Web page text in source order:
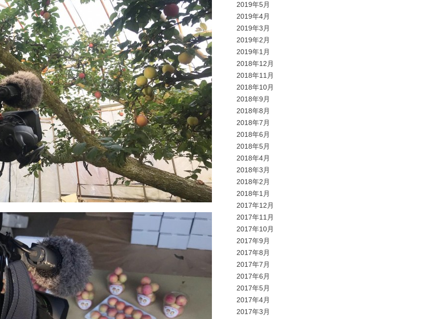
2019年5月
2019年4月
2019年3月
2019年2月
2019年1月
2018年12月
2018年11月
2018年10月
2018年9月
2018年8月
2018年7月
2018年6月
2018年5月
2018年4月
2018年3月
2018年2月
2018年1月
2017年12月
2017年11月
2017年10月
2017年9月
2017年8月
2017年7月
2017年6月
2017年5月
2017年4月
2017年3月